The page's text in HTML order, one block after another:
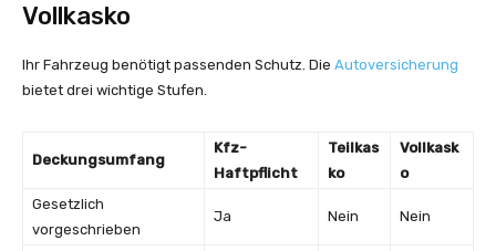
Vollkasko
Ihr Fahrzeug benötigt passenden Schutz. Die Autoversicherung
bietet drei wichtige Stufen.
Deckungsumfang
Kfz-
Haftpflicht
Teilkas
ko
Vollkask
o
Gesetzlich
vorgeschrieben
Ja Nein Nein